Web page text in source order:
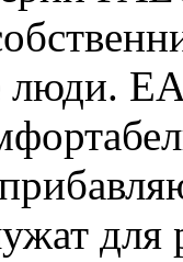
люди.